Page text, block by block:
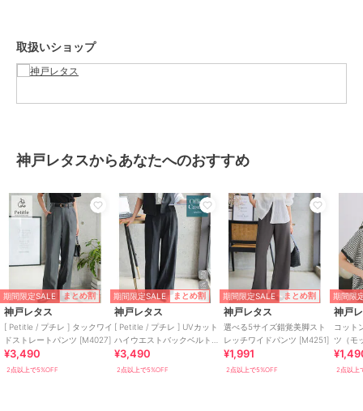
性別タイプ
サイズ プチS,プチM,プチL
5%
商品のお取り扱い方法
パンツ
ポリエステル素材 / 無地/UVカ
ット加工/吸水速乾加工/スト
レッチ/ワイド・バギー/スト
レートパンツ
ハイライズ/ラ
イフスタイル /就活
スラックス
ポリエステル素材
無地/UVカ
取扱いショップ
神戸レタスからあなたへのおすすめ
期間限定SALE まとめ割
神戸レタス
[ Petitle / プチレ ] タックワイ
ドストレートパンツ [M4027]
¥3,490
2点以上で5%OFF
期間限定SALE まとめ割
神戸レタス
[ Petitle / プチレ ] UVカット
ハイウエストバックベルトパ
ンツ [M4422]
¥3,490
2点以上で5%OFF
期間限定SALE まとめ割
神戸レタス
選べる5サイズ錯覚美脚スト
レッチワイドパンツ [M4251]
¥1,991
2点以上で5%OFF
期間限
神戸
コット
ツ（モ
ック）
2点以上